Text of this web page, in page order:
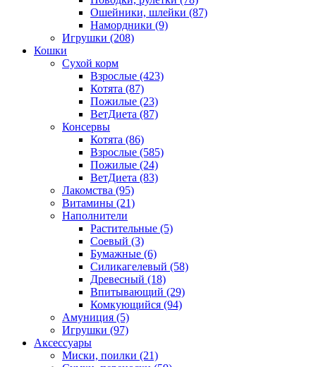
Ошейники, шлейки (87)
Намордники (9)
Игрушки (208)
Кошки
Сухой корм
Взрослые (423)
Котята (87)
Пожилые (23)
ВетДиета (87)
Консервы
Котята (86)
Взрослые (585)
Пожилые (24)
ВетДиета (83)
Лакомства (95)
Витамины (21)
Наполнители
Растительные (5)
Соевый (3)
Бумажные (6)
Силикагелевый (58)
Древесный (18)
Впитывающий (29)
Комкующийся (94)
Амуниция (5)
Игрушки (97)
Аксессуары
Миски, поилки (21)